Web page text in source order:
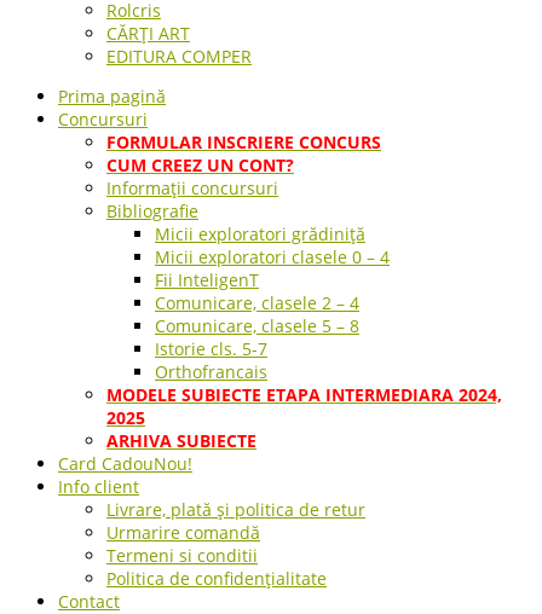
Rolcris
CĂRȚI ART
EDITURA COMPER
Prima pagină
Concursuri
FORMULAR INSCRIERE CONCURS
CUM CREEZ UN CONT?
Informații concursuri
Bibliografie
Micii exploratori grădiniță
Micii exploratori clasele 0 – 4
Fii InteligenT
Comunicare, clasele 2 – 4
Comunicare, clasele 5 – 8
Istorie cls. 5-7
Orthofrancais
MODELE SUBIECTE ETAPA INTERMEDIARA 2024,
2025
ARHIVA SUBIECTE
Card CadouNou!
Info client
Livrare, plată și politica de retur
Urmarire comandă
Termeni si conditii
Politica de confidențialitate
Contact